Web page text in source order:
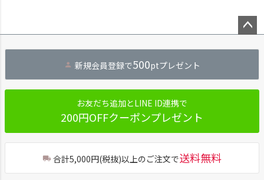
へ
新規会員登録で500ptプレゼント
お友だち追加とLINE ID連携で
200円OFFクーポンプレゼント
合計5,000円(税抜)以上のご注文で送料無料